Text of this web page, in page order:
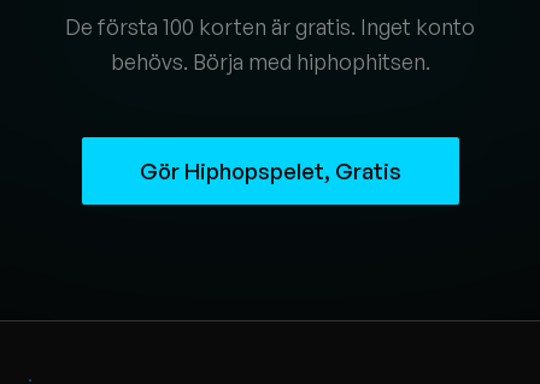
De första 100 korten är gratis. Inget konto
behövs. Börja med hiphophitsen.
Gör Hiphopspelet, Gratis